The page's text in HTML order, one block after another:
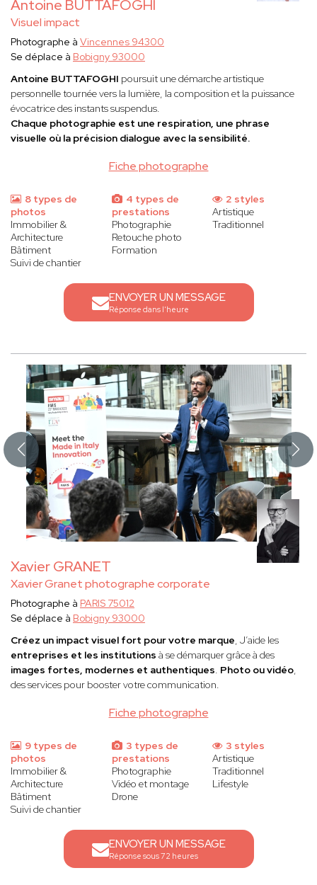
Antoine BUTTAFOGHI
Visuel impact
Fiche photographe
Photographe à Vincennes 94300
Se déplace à Bobigny 93000
Antoine BUTTAFOGHI poursuit une démarche artistique
personnelle tournée vers la lumière, la composition et la puissance
évocatrice des instants suspendus.
Chaque photographie est une respiration, une phrase
visuelle où la précision dialogue avec la sensibilité.
8 types de
photos
Immobilier &
Architecture
Bâtiment
Suivi de chantier
4 types de
prestations
Photographie
Retouche photo
Formation
2 styles
Artistique
Traditionnel
ENVOYER UN MESSAGE
Réponse dans l'heure
Xavier GRANET
Xavier Granet photographe corporate
Fiche photographe
Photographe à PARIS 75012
Se déplace à Bobigny 93000
Créez un impact visuel fort pour votre marque, J’aide les
entreprises et les institutions à se démarquer grâce à des
images fortes, modernes et authentiques. Photo ou vidéo,
des services pour booster votre communication.
9 types de
photos
Immobilier &
Architecture
Bâtiment
Suivi de chantier
3 types de
prestations
Photographie
Vidéo et montage
Drone
3 styles
Artistique
Traditionnel
Lifestyle
ENVOYER UN MESSAGE
Réponse sous 72 heures